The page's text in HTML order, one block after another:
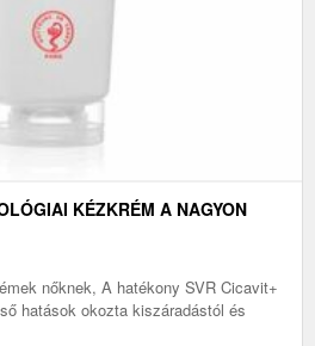
KÉZKRÉM A NAGYON
nőknek, A hatékony SVR Cicavit+
hatások okozta kiszáradástól és